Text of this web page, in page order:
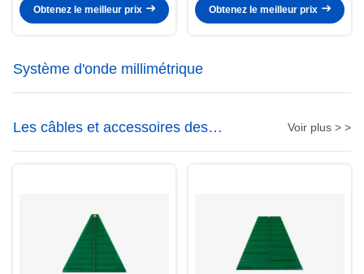
Obtenez le meilleur prix
Obtenez le meilleur prix
Système d'onde millimétrique
Les câbles et accessoires des
antennes
Voir plus > >